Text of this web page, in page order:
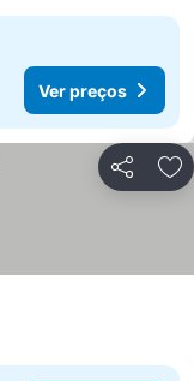
Ver preços
Partilhar